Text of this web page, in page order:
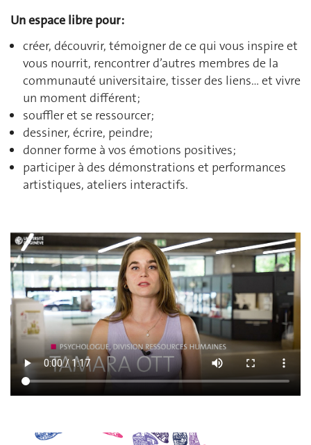
Un espace libre pour :
créer, découvrir, témoigner de ce qui vous inspire et
vous nourrit, rencontrer d’autres membres de la
communauté universitaire, tisser des liens… et vivre
un moment différent;
souffler et se ressourcer;
dessiner, écrire, peindre;
donner forme à vos émotions positives;
participer à des démonstrations et performances
artistiques, ateliers interactifs.